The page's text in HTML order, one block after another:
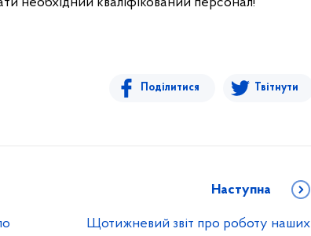
Поділитися Твітнути
Наступна
Щотижневий звіт про роботу наших